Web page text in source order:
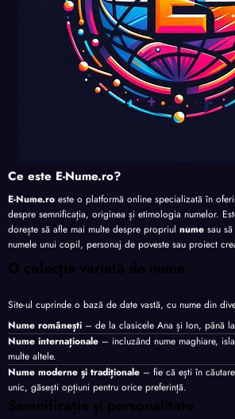
Ce este E-Nume.ro?
E-Nume.ro este o platformă online specializată în
despre semnificația, originea și etimologia numelor.
dorește să afle mai multe despre propriul nume sau
numele unui copil, personaj de poveste sau proiect
O colecție variată de nume
Site-ul cuprinde o bază de date vastă, cu nume din
Nume românești – de la clasicele Ana și Ion, până
Nume internaționale – incluzând nume maghiare,
multe altele.
Nume moderne și tradiționale – fie că ești în
unic, găsești opțiuni pentru orice preferință.
Semnificație și personalitate